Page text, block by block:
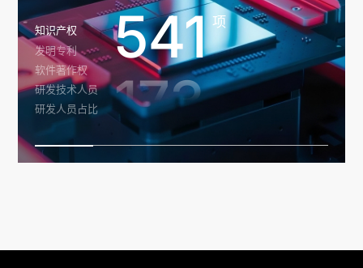
知识产权
发明专利
软件著作权
研发技术人员
研发人员占比
541 项
173 项
250
437